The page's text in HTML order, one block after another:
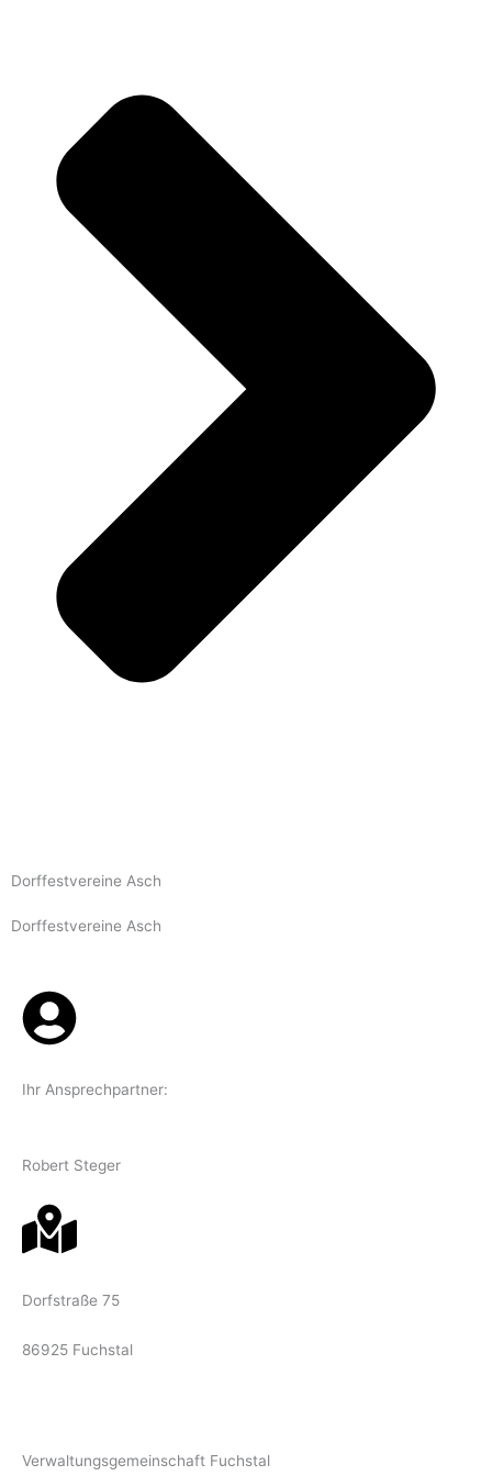
Dorffestvereine Asch
Dorffestvereine Asch
Ihr Ansprechpartner:
Robert Steger
Dorfstraße 75
86925 Fuchstal
Verwaltungsgemeinschaft Fuchstal